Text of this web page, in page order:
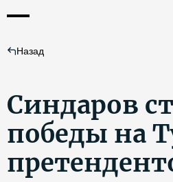
Назад
Синдаров
победы на